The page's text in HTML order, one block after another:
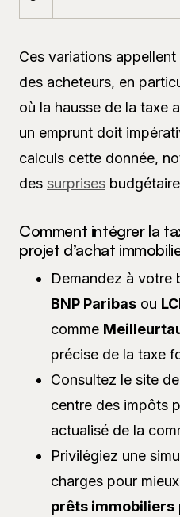
Ces variations
des acheteurs, en
où la hausse de la taxe
un emprunt doit
calculs cette donnée,
des surprises
Comment intégrer la
projet d’achat
Demandez à votre
BNP Paribas ou
comme
précise de la taxe
Consultez le site
centre des impôts
actualisé de la
Privilégiez une
charges pour
prêts immobiliers